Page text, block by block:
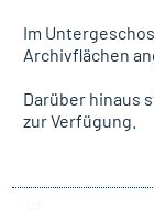
Im
Archivflächen
Darüber hinaus
zur Verfügung.